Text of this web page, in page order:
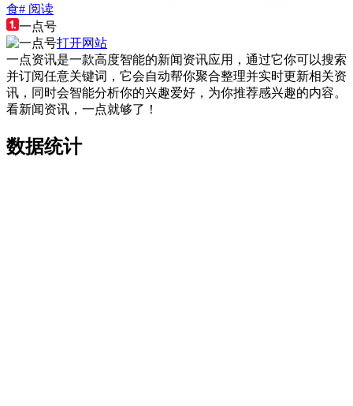
食# 阅读
一点号
打开网站
一点资讯是一款高度智能的新闻资讯应用，通过它你可以搜索
并订阅任意关键词，它会自动帮你聚合整理并实时更新相关资
讯，同时会智能分析你的兴趣爱好，为你推荐感兴趣的内容。
看新闻资讯，一点就够了！
数据统计